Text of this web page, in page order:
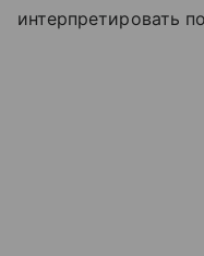
интерпретировать